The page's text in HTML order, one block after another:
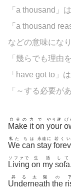
「a thousand」
「a thousand
などの意味にな
「幾らでも理由
「have got to」
「～する必要が
Make
自分の
it
力
on
で
your
やり遂 げ
We
私た
can
ちは
stay
永遠に 若く
Living
ソファで
on
生
my
活
sofa
して
,
Underneath
昇る太陽
the
の